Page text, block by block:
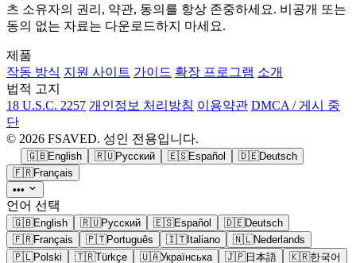
츠 소유자의 권리, 약관, 동의를 항상 존중하세요. 비공개 또는
동의 없는 자료는 다운로드하지 마세요.
제품
작동 방식 지원 사이트 가이드 확장 프로그램 소개
법적 고지
18 U.S.C. 2257 개인정보 처리방침 이용약관 DMCA / 게시 중
단
© 2026 FSAVED. 성인 전용입니다.
🇬🇧English 🇷🇺Русский 🇪🇸Español 🇩🇪Deutsch
🇫🇷Français
•••
언어 선택
🇬🇧English 🇷🇺Русский 🇪🇸Español 🇩🇪Deutsch
🇫🇷Français 🇵🇹Português 🇮🇹Italiano 🇳🇱Nederlands
🇵🇱Polski 🇹🇷Türkçe 🇺🇦Українська 🇯🇵日本語 🇰🇷한국어